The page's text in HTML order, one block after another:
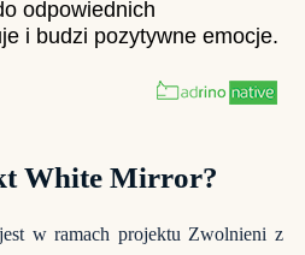
White Mirror?
w ramach projektu Zwolnieni z